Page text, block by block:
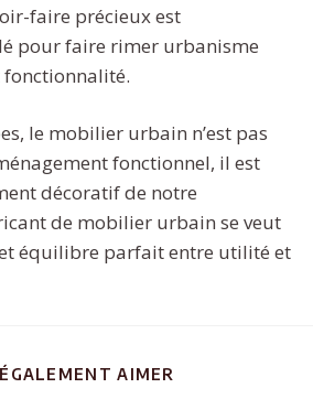
faire précieux est
pour faire rimer urbanisme
fonctionnalité.
le mobilier urbain n’est pas
fonctionnel, il est
décoratif de notre
de mobilier urbain se veut
équilibre parfait entre utilité et
AIMER